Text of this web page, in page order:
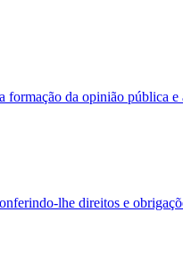
da opinião pública
lhe direitos e